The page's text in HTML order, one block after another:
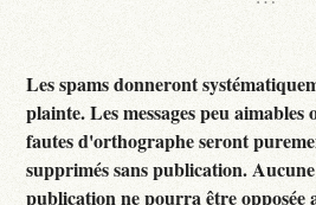
Les spams donneront
plainte. Les messages peu
fautes d'orthographe seront
supprimés sans publication.
publication ne pourra être opposée